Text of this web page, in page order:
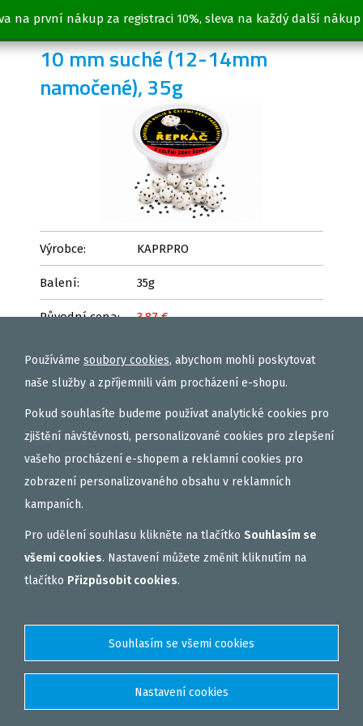
na první nákup za registraci 10%, sleva na každý další nákup
ROHLÍKOVÉ BOILIES ČESNEK
10 mm suché (12-14mm
namočené), 35g
Výrobce: KAPRPRO
Balení: 35g
Původní cena: 3,87 €
Cena: 2,68 €
Používáme soubory cookies, abychom mohli poskytovat
naše služby a zpříjemnili vám procházení e-shopu.
Pokud souhlasíte budeme používat analytické cookies pro
zjištění návštěvnosti, personalizované cookies pro zlepšení
vašeho procházení e-shopem a reklamní cookies pro
zobrazení personalizovaného obsahu v reklamních
kampaních.
Pro udělení souhlasu klikněte na tlačítko Souhlasím se
všemi cookies. Nastavení můžete změnit kliknutím na
tlačítko Přizpůsobit cookies.